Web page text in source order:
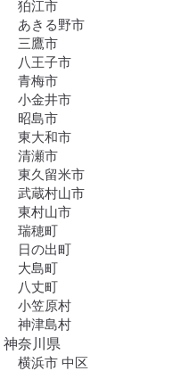
狛江市
あきる野市
三鷹市
八王子市
青梅市
小金井市
昭島市
東大和市
清瀬市
東久留米市
武蔵村山市
東村山市
瑞穂町
日の出町
大島町
八丈町
小笠原村
神津島村
神奈川県
横浜市 中区